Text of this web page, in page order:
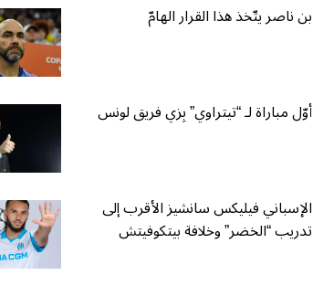
بن ناصر يتّخذ هذا القرار الهامّ
أوّل مباراة لـ “تيتراوي” بِزي فريق لونس
الإسباني فيليكس سانشيز الأقرب إلى
تدريب “الخضر” وخلافة بيتكوفيتش